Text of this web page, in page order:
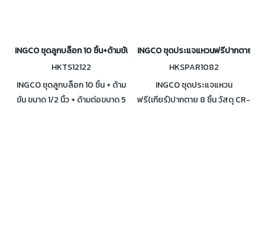
INGCO ชุดลูกบล็อก 10 ชิ้น+ด้ามขัน ขนาด 1/2" รุ่น HKTS12122
HKTS12122
INGCO ชุดลูกบล็อก 10 ชิ้น + ด้าม
ขัน ขนาด 1/2 นิ้ว + ด้ามต่อขนาด 5
INGCO ชุดประแจแหวนฟรีปากตาย 8
HKSPAR1082
INGCO ชุดประแจแหวน
ฟรี(เกียร์)ปากตาย 8 ชิ้น วัสดุ CR-